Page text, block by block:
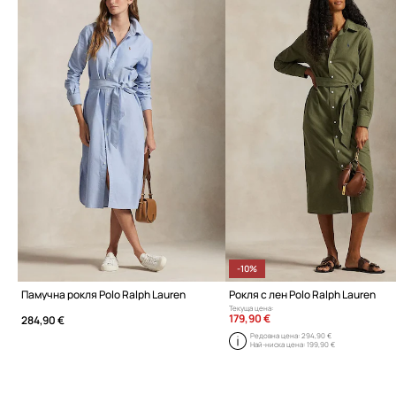
Памучна рокля Polo Ralph Lauren
284,90 €
-10%
Рокля с лен Polo Ralph Lauren
Текуща цена:
179,90 €
Редовна цена: 294,90 €
Най-ниска цена: 199,90 €